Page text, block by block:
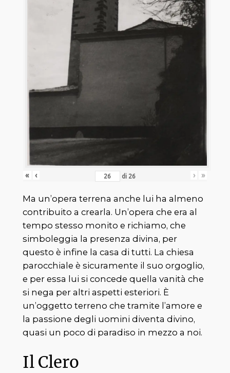
« ‹ di 26 › »
Ma un’opera terrena anche lui ha almeno
contribuito a crearla. Un’opera che era al
tempo stesso monito e richiamo, che
simboleggia la presenza divina, per
questo è infine la casa di tutti. La chiesa
parocchiale è sicuramente il suo orgoglio,
e per essa lui si concede quella vanità che
si nega per altri aspetti esteriori. È
un’oggetto terreno che tramite l’amore e
la passione degli uomini diventa divino,
quasi un poco di paradiso in mezzo a noi.
Il Clero